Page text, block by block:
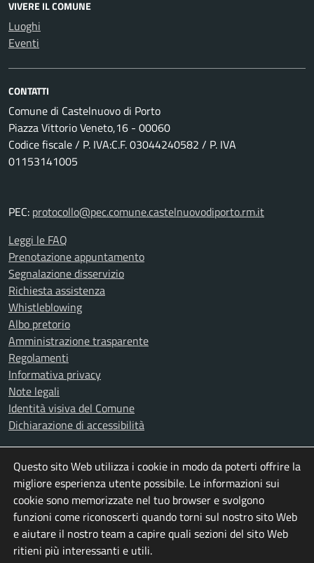
VIVERE IL COMUNE
Luoghi
Eventi
CONTATTI
Comune di Castelnuovo di Porto
Piazza Vittorio Veneto,16 - 00060
Codice fiscale / P. IVA:C.F. 03044240582 / P. IVA
01153141005
PEC: protocollo@pec.comune.castelnuovodiporto.rm.it
Leggi le FAQ
Prenotazione appuntamento
Segnalazione disservizio
Richiesta assistenza
Whistleblowing
Albo pretorio
Amministrazione trasparente
Regolamenti
Informativa privacy
Note legali
Identità visiva del Comune
Dichiarazione di accessibilità
SEGUICI SU
FacebookInstagram
X Youtube
Questo sito Web utilizza i cookie in modo da poterti offrire la
migliore esperienza utente possibile. Le informazioni sui
cookie sono memorizzate nel tuo browser e svolgono
funzioni come riconoscerti quando torni sul nostro sito Web
e aiutare il nostro team a capire quali sezioni del sito Web
ritieni più interessanti e utili.